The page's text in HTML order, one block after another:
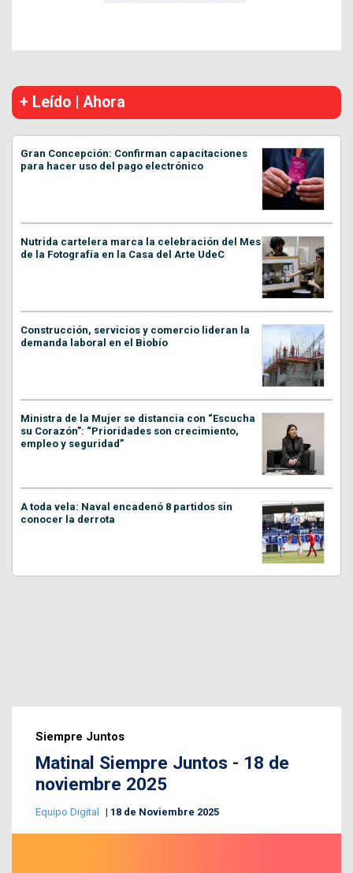
+ Leído | Ahora
Gran Concepción: Confirman capacitaciones
para hacer uso del pago electrónico
Nutrida cartelera marca la celebración del Mes
de la Fotografía en la Casa del Arte UdeC
Construcción, servicios y comercio lideran la
demanda laboral en el Biobío
Ministra de la Mujer se distancia con “Escucha
su Corazón”: “Prioridades son crecimiento,
empleo y seguridad”
A toda vela: Naval encadenó 8 partidos sin
conocer la derrota
Siempre Juntos
Matinal Siempre Juntos - 18 de
noviembre 2025
Equipo Digital 18 de Noviembre 2025